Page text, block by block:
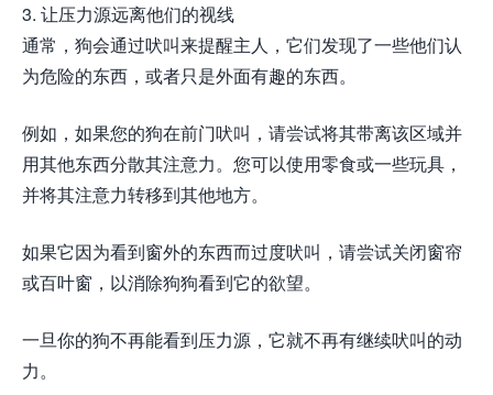
3. 让压力源远离他们的视线
通常，狗会通过吠叫来提醒主人，它们发现了一些他们认
为危险的东西，或者只是外面有趣的东西。
例如，如果您的狗在前门吠叫，请尝试将其带离该区域并
用其他东西分散其注意力。您可以使用零食或一些玩具，
并将其注意力转移到其他地方。
如果它因为看到窗外的东西而过度吠叫，请尝试关闭窗帘
或百叶窗，以消除狗狗看到它的欲望。
一旦你的狗不再能看到压力源，它就不再有继续吠叫的动
力。